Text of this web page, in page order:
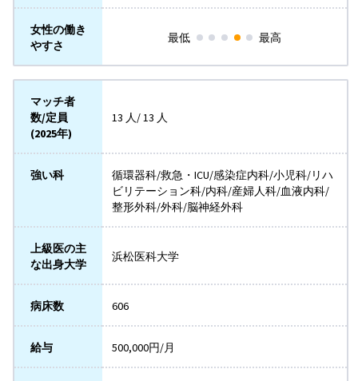
女性の働き
やすさ
最低 最高
マッチ者
数/定員
(2025年)
13 人/ 13 人
強い科
循環器科/救急・ICU/感染症内科/小児科/リハ
ビリテーション科/内科/産婦人科/血液内科/
整形外科/外科/脳神経外科
上級医の主
な出身大学
浜松医科大学
病床数 606
給与 500,000円/月